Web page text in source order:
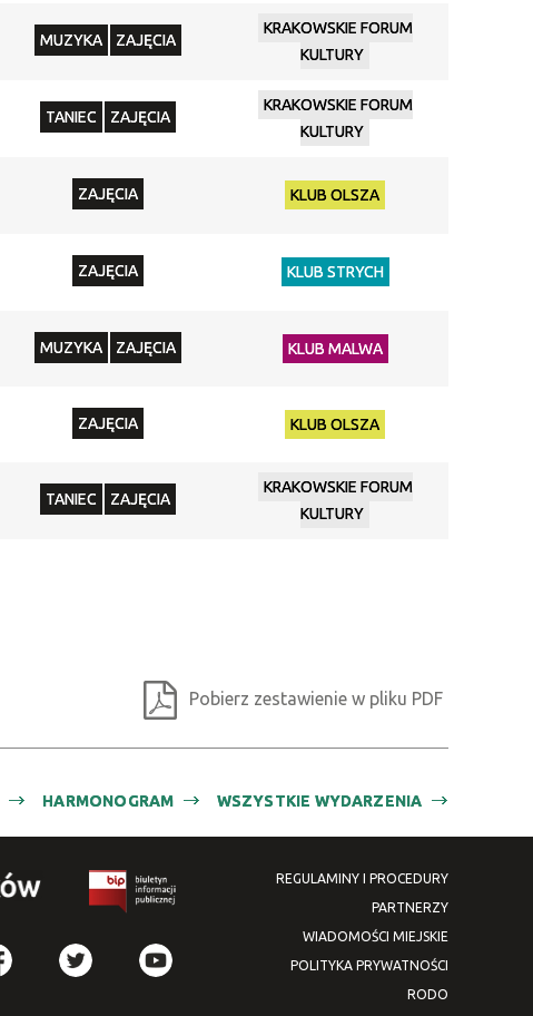
MUZYKA ZAJĘCIA
KRAKOWSKIE FORUM
KULTURY
TANIEC ZAJĘCIA
KRAKOWSKIE FORUM
KULTURY
ZAJĘCIA KLUB OLSZA
ZAJĘCIA KLUB STRYCH
MUZYKA ZAJĘCIA KLUB MALWA
ZAJĘCIA KLUB OLSZA
TANIEC ZAJĘCIA
KRAKOWSKIE FORUM
KULTURY
Pobierz zestawienie w pliku PDF
WSZYSTKIE WYDARZENIA
HARMONOGRAM
REGULAMINY I PROCEDURY
PARTNERZY
WIADOMOŚCI MIEJSKIE
POLITYKA PRYWATNOŚCI
RODO